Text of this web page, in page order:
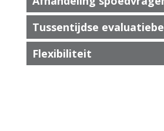
Tussentijdse
Flexibiliteit